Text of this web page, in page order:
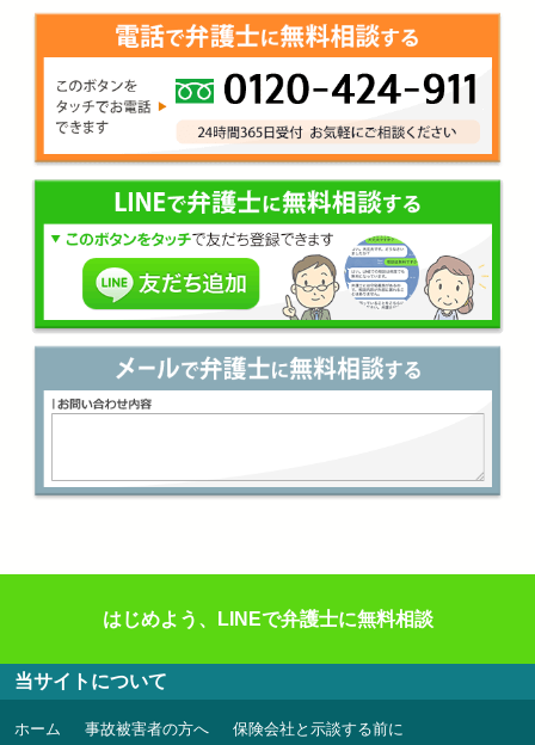
はじめよう、LINEで弁護士に無料相談
当サイトについて
ホーム 事故被害者の方へ 保険会社と示談する前に